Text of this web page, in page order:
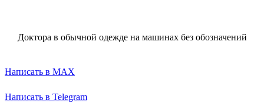
Доктора в обычной одежде на машинах без обозначений
Написать в MAX
Написать в Telegram